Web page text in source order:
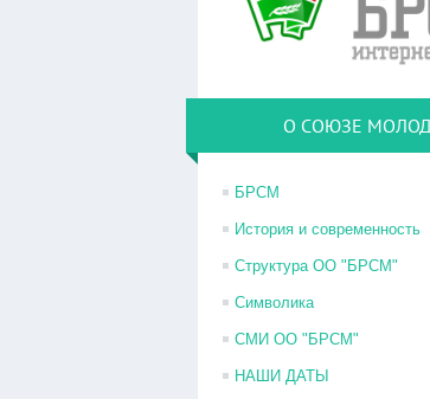
О СОЮЗЕ
БРСМ
История и современность
Структура ОО "БРСМ"
Символика
СМИ ОО "БРСМ"
НАШИ ДАТЫ